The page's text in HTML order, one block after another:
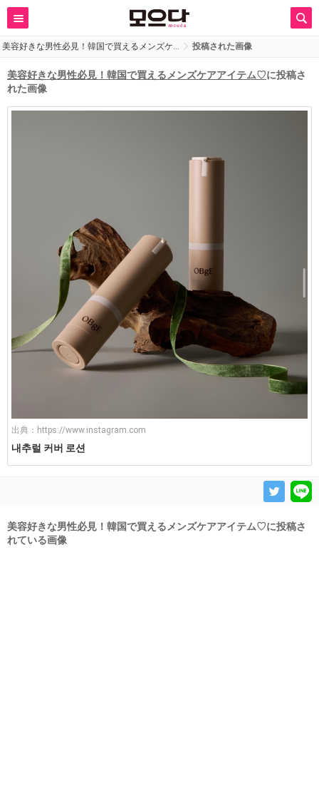
美容好きな男性必見！韓国で買えるメンズケ… 投稿された画像
美容好きな男性必見！韓国で買えるメンズケアアイテム♡に投稿さ
れた画像
出典： https://www.instagram.com
내추럴 커버 로션
美容好きな男性必見！韓国で買えるメンズケアアイテム♡に投稿さ
れている画像